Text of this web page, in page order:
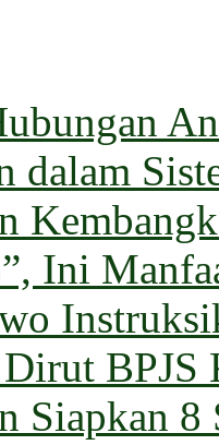
dalam
Ini
BPJS
Siapkan